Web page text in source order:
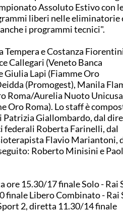
Assoluto Estivo con
liberi nelle eliminatorie
i programmi tecnici".
Tempera e Costanza
Callegari (Veneto Banca
Lapi (Fiamme Oro
(Promogest), Manila
Roma/Aurelia Nuoto
Oro Roma). Lo staff è
Patrizia Giallombardo, dal
federali Roberta Farinelli, dal
Flavio Mariantoni,
Roberto Minisini e
ore 15.30/17 finale Solo - Rai
Libero Combinato - Rai
2, diretta 11.30/14 finale